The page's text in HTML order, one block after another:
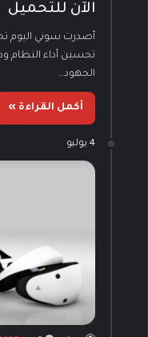
الآن للتحميل
تحسين أداء النظام
الجهود…
أكمل القراءة »
4 يوليو